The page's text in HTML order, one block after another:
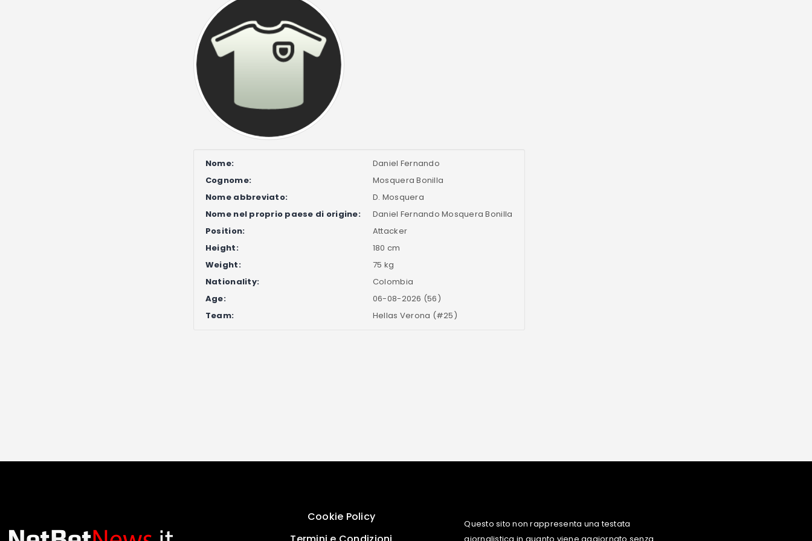
Nome:
Daniel Fernando
Cognome:
Mosquera Bonilla
Nome abbreviato:
D. Mosquera
Nome nel proprio paese di origine:
Daniel Fernando Mosquera Bonilla
Position:
Attacker
Height:
180 cm
Weight:
75 kg
Nationality:
Colombia
Age:
06-08-2026 (56)
Team:
Hellas Verona (#25)
Cookie Policy
Questo sito non rappresenta una testata